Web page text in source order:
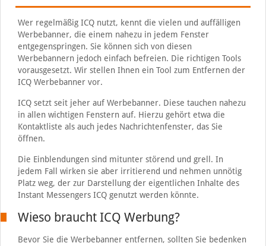
Wer regelmäßig ICQ nutzt, kennt die vielen und auffälligen
Werbebanner, die einem nahezu in jedem Fenster
entgegenspringen. Sie können sich von diesen
Werbebannern jedoch einfach befreien. Die richtigen Tools
vorausgesetzt. Wir stellen Ihnen ein Tool zum Entfernen der
ICQ Werbebanner vor.
ICQ setzt seit jeher auf Werbebanner. Diese tauchen nahezu
in allen wichtigen Fenstern auf. Hierzu gehört etwa die
Kontaktliste als auch jedes Nachrichtenfenster, das Sie
öffnen.
Die Einblendungen sind mitunter störend und grell. In
jedem Fall wirken sie aber irritierend und nehmen unnötig
Platz weg, der zur Darstellung der eigentlichen Inhalte des
Instant Messengers ICQ genutzt werden könnte.
Wieso braucht ICQ Werbung?
Bevor Sie die Werbebanner entfernen, sollten Sie bedenken